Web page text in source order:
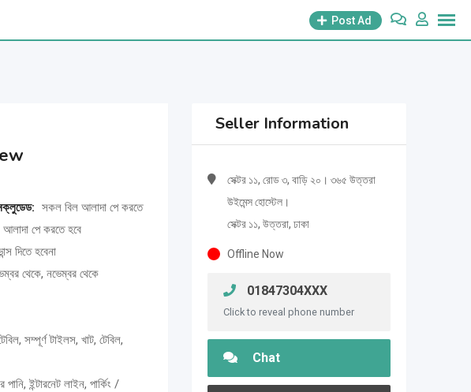
Post Ad
সকল বিল আলাদা পে করতে
পে করতে হবে
দিতে হবেনা
থেকে, নভেম্বর থেকে
সম্পূর্ণ টাইলস, খাট, টেবিল,
পানি, ইন্টারনেট লাইন, পার্কিং /
Seller Information
সেক্টর ১১, রোড ৩, বাড়ি ২০। ৩৬৫ উত্তরা
উইমেন্স হোস্টেল।
সেক্টর ১১, উত্তরা, ঢাকা
Offline Now
01847304XXX
Click to reveal phone number
Chat